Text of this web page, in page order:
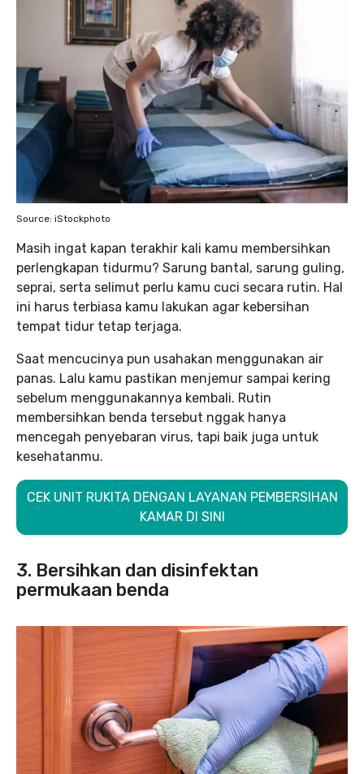
Source: iStockphoto
Masih ingat kapan terakhir kali kamu membersihkan
perlengkapan tidurmu? Sarung bantal, sarung guling,
seprai, serta selimut perlu kamu cuci secara rutin. Hal
ini harus terbiasa kamu lakukan agar kebersihan
tempat tidur tetap terjaga.
Saat mencucinya pun usahakan menggunakan air
panas. Lalu kamu pastikan menjemur sampai kering
sebelum menggunakannya kembali. Rutin
membersihkan benda tersebut nggak hanya
mencegah penyebaran virus, tapi baik juga untuk
kesehatanmu.
CEK UNIT RUKITA DENGAN LAYANAN PEMBERSIHAN
KAMAR DI SINI
3. Bersihkan dan disinfektan
permukaan benda